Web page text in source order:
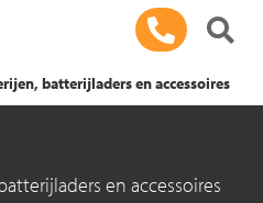
batterijladers en accessoires
en accessoires